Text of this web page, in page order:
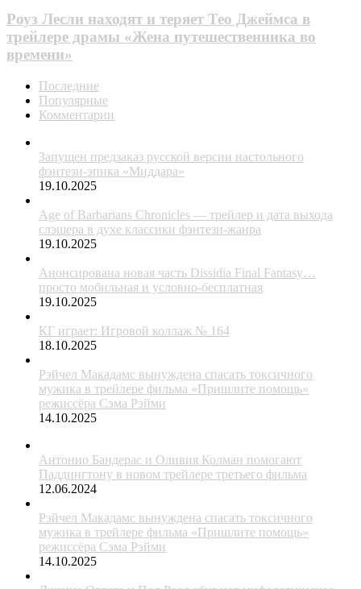
и
датой
премьеры
находят
и
теряет
Тео
трейлере
драмы
путешественника
времени»
Роуз Лесли находят и теряет Тео Джеймса в
трейлере драмы «Жена путешественника во
времени»
Последние
Популярные
Комментарии
Запущен предзаказ русской версии настольного
фэнтези-эпика «Миддара»
19.10.2025
Age of Barbarians Chronicles — трейлер и дата выхода
слэшера в духе классики фэнтези-жанра
19.10.2025
Анонсирована новая часть Dissidia Final Fantasy…
просто мобильная и условно-бесплатная
19.10.2025
КГ играет: Игровой коллаж № 164
18.10.2025
Рэйчел Макадамс вынуждена спасать токсичного
мужика в трейлере фильма «Пришлите помощь»
режиссёра Сэма Рэйми
14.10.2025
Антонио Бандерас и Оливия Колман помогают
Паддингтону в новом трейлере третьего фильма
12.06.2024
Рэйчел Макадамс вынуждена спасать токсичного
мужика в трейлере фильма «Пришлите помощь»
режиссёра Сэма Рэйми
14.10.2025